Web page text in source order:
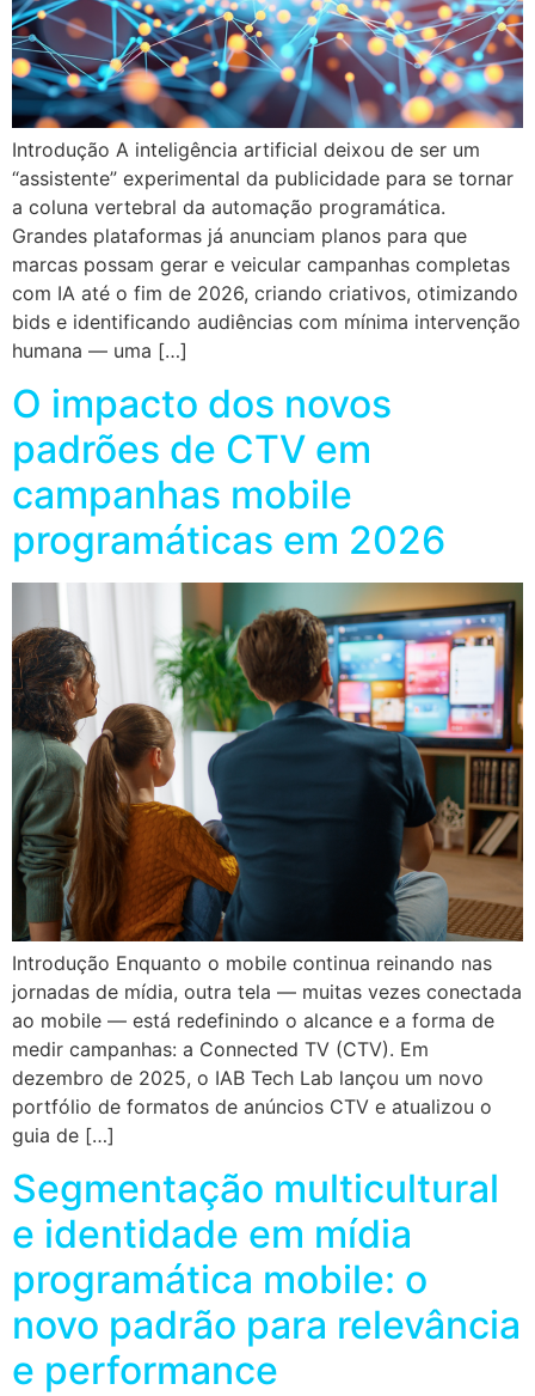
Introdução A inteligência artificial deixou de ser um
“assistente” experimental da publicidade para se tornar
a coluna vertebral da automação programática.
Grandes plataformas já anunciam planos para que
marcas possam gerar e veicular campanhas completas
com IA até o fim de 2026, criando criativos, otimizando
bids e identificando audiências com mínima intervenção
humana — uma […]
O impacto dos novos
padrões de CTV em
campanhas mobile
programáticas em 2026
Introdução Enquanto o mobile continua reinando nas
jornadas de mídia, outra tela — muitas vezes conectada
ao mobile — está redefinindo o alcance e a forma de
medir campanhas: a Connected TV (CTV). Em
dezembro de 2025, o IAB Tech Lab lançou um novo
portfólio de formatos de anúncios CTV e atualizou o
guia de […]
Segmentação multicultural
e identidade em mídia
programática mobile: o
novo padrão para relevância
e performance